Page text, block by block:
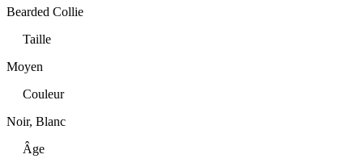
Bearded Collie
Taille
Moyen
Couleur
Noir, Blanc
Âge